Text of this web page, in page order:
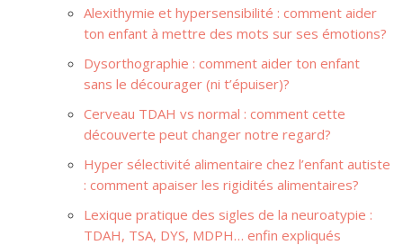
Alexithymie et hypersensibilité : comment aider
ton enfant à mettre des mots sur ses émotions?
Dysorthographie : comment aider ton enfant
sans le décourager (ni t’épuiser)?
Cerveau TDAH vs normal : comment cette
découverte peut changer notre regard?
Hyper sélectivité alimentaire chez l’enfant autiste
: comment apaiser les rigidités alimentaires?
Lexique pratique des sigles de la neuroatypie :
TDAH, TSA, DYS, MDPH… enfin expliqués